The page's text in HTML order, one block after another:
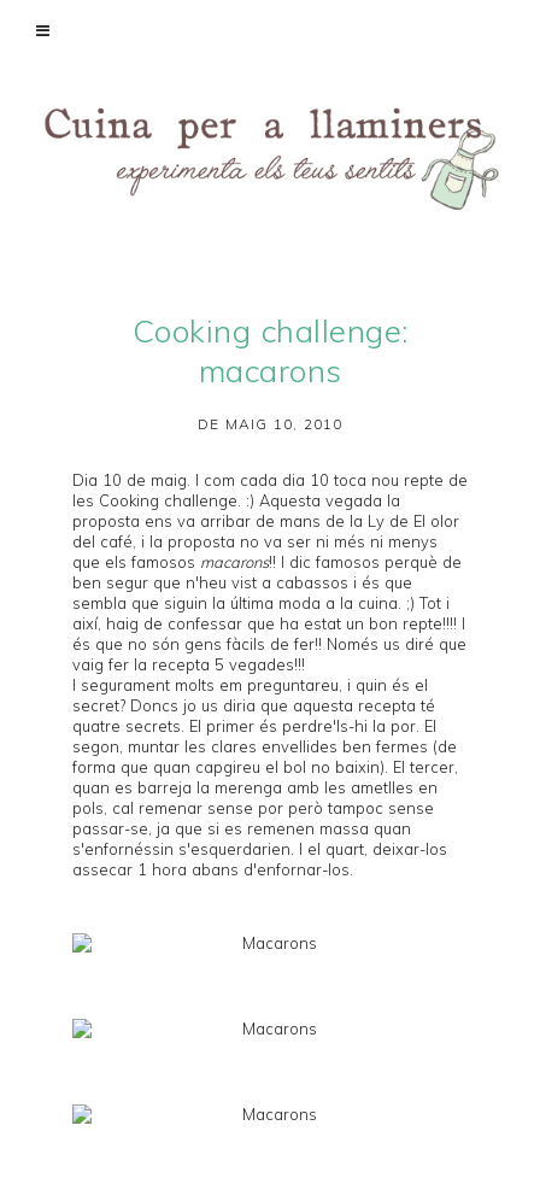
Cooking challenge:
macarons
DE MAIG 10, 2010
Dia 10 de maig. I com cada dia 10 toca nou repte de
les Cooking challenge . :) Aquesta vegada la
proposta ens va arribar de mans de la Ly de El olor
del café , i la proposta no va ser ni més ni menys
que els famosos macarons!! I dic famosos perquè de
ben segur que n'heu vist a cabassos i és que
sembla que siguin la última moda a la cuina. ;) Tot i
així, haig de confessar que ha estat un bon repte!!!! I
és que no són gens fàcils de fer!! Només us diré que
vaig fer la recepta 5 vegades!!!
I segurament molts em preguntareu, i quin és el
secret? Doncs jo us diria que aquesta recepta té
quatre secrets. El primer és perdre'ls-hi la por. El
segon, muntar les clares envellides ben fermes (de
forma que quan capgireu el bol no baixin). El tercer,
quan es barreja la merenga amb les ametlles en
pols, cal remenar sense por però tampoc sense
passar-se, ja que si es remenen massa quan
s'enfornéssin s'esquerdarien. I el quart, deixar-los
assecar 1 hora abans d'enfornar-los.